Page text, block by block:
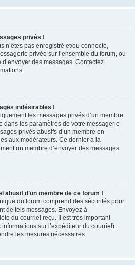
privés !
n’êtes pas enregistré et/ou connecté,
privée sur l’ensemble du forum, ou
d’envoyer des messages. Contactez
indésirables !
les messages privés d’un membre
dans les paramètres de votre messagerie
privés abusifs d’un membre en
aux modérateurs. Ce dernier a la
un membre d’envoyer des messages
abusif d’un membre de ce forum !
du forum comprend des sécurités pour
de tels messages. Envoyez à
du courriel reçu. Il est très important
informations sur l’expéditeur du courriel).
les mesures nécessaires.